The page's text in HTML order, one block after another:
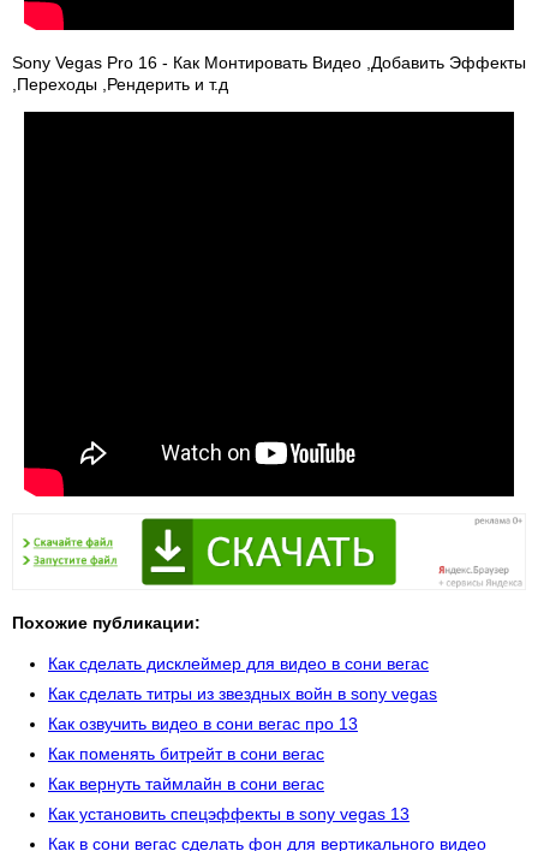
Sony Vegas Pro 16 - Как Монтировать Видео ,Добавить Эффекты
,Переходы ,Рендерить и т.д
Похожие публикации:
Как сделать дисклеймер для видео в сони вегас
Как сделать титры из звездных войн в sony vegas
Как озвучить видео в сони вегас про 13
Как поменять битрейт в сони вегас
Как вернуть таймлайн в сони вегас
Как установить спецэффекты в sony vegas 13
Как в сони вегас сделать фон для вертикального видео